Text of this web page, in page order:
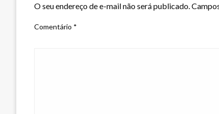
O seu endereço de e-mail não será publicado.
Comentário *